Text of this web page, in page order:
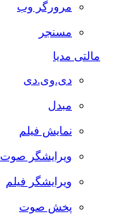
مرورگر وب
مسنجر
مالتی مدیا
دی.وی.دی
مبدل
نمایش فیلم
ویرایشگر صوت
ویرایشگر فیلم
پخش صوت